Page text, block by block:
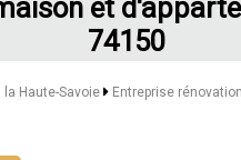
et
74150
Haute-Savoie Entreprise